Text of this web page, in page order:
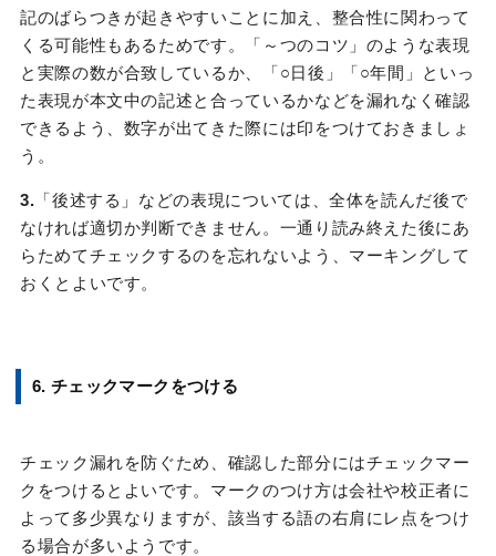
記のばらつきが起きやすいことに加え、整合性に関わって
くる可能性もあるためです。「～つのコツ」のような表現
と実際の数が合致しているか、「○日後」「○年間」といっ
た表現が本文中の記述と合っているかなどを漏れなく確認
できるよう、数字が出てきた際には印をつけておきましょ
う。
3. 「後述する」などの表現については、全体を読んだ後で
なければ適切か判断できません。一通り読み終えた後にあ
らためてチェックするのを忘れないよう、マーキングして
おくとよいです。
6. チェックマークをつける
チェック漏れを防ぐため、確認した部分にはチェックマー
クをつけるとよいです。マークのつけ方は会社や校正者に
よって多少異なりますが、該当する語の右肩にレ点をつけ
る場合が多いようです。